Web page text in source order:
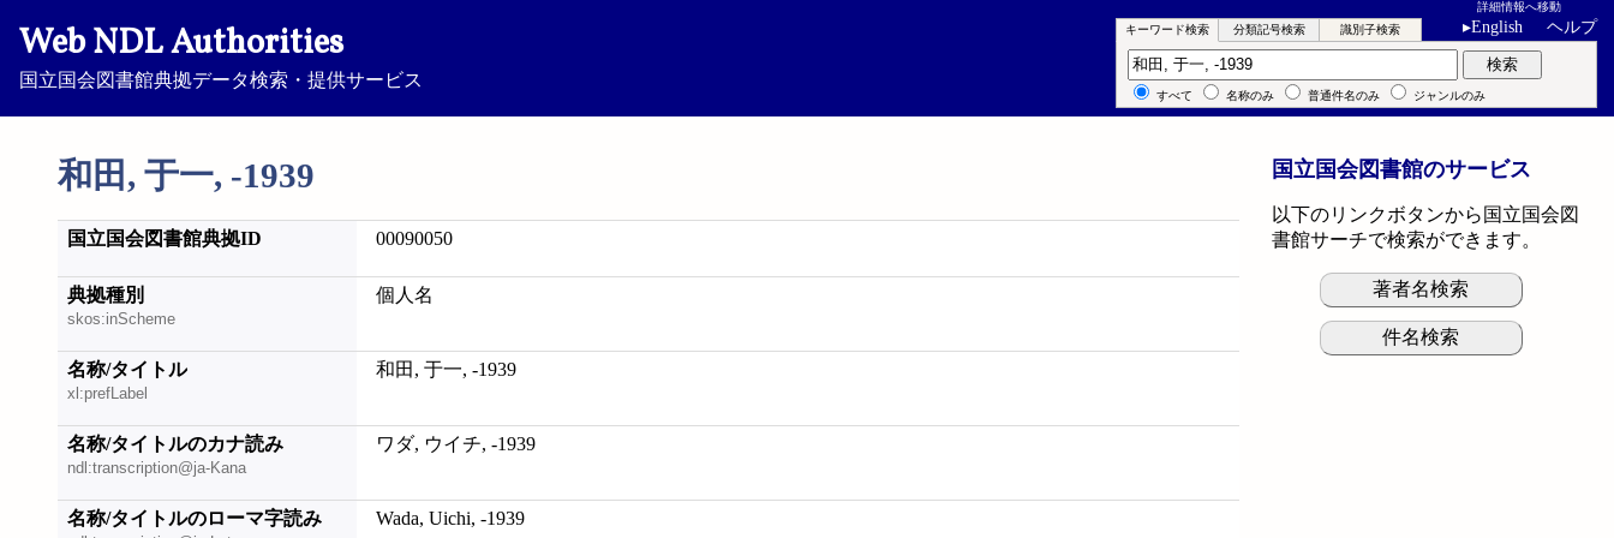
Web NDL Authorities
国立国会図書館典拠データ検索・提供サービス
詳細情報へ移動
▸English ヘルプ
和田, 于一, -1939
キーワード検索 分類記号検索 識別子検索
キーワード検索 検索
すべて 名称のみ 普通件名のみ ジャンルのみ
国立国会図書館典拠ID 00090050
典拠種別
skos:inScheme
個人名
名称/タイトル
xl:prefLabel
和田, 于一, -1939
名称/タイトルのカナ読み
ndl:transcription@ja-Kana
ワダ, ウイチ, -1939
名称/タイトルのローマ字読み Wada, Uichi, -1939
国立国会図書館のサービス
以下のリンクボタンから国立国会図
書館サーチで検索ができます。
著者名検索
件名検索